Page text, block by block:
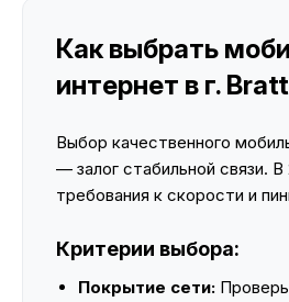
Как выбрать
интернет в г.
Выбор качественного
— залог стабильной связи. В
требования к скорости и
Критерии выбора:
Покрытие сети: